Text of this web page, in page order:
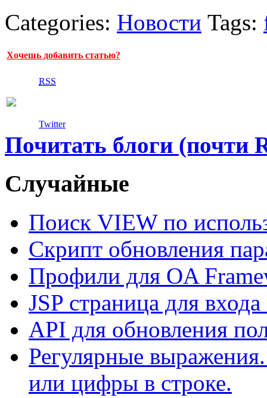
Categories: Новости Tags:
Хочешь добавить статью?
RSS
Twitter
Почитать блоги (почти
Случайные
Поиск VIEW по
Скрипт обновления
Профили для OA
JSP страница для
API для обновления
Регулярные
или цифры в строке.